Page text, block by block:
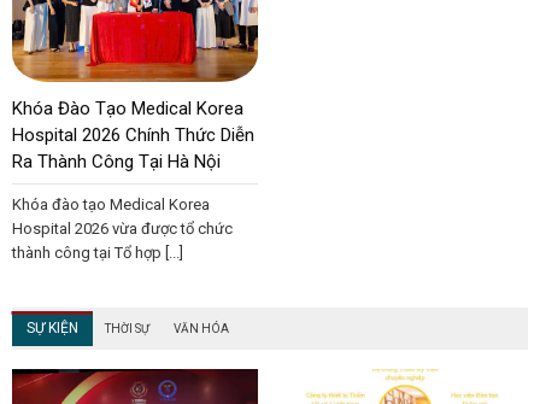
Khóa Đào Tạo Medical Korea
Hospital 2026 Chính Thức Diễn
Ra Thành Công Tại Hà Nội
Khóa đào tạo Medical Korea
Hospital 2026 vừa được tổ chức
thành công tại Tổ hợp [...]
SỰ KIỆN THỜI SỰ VĂN HÓA